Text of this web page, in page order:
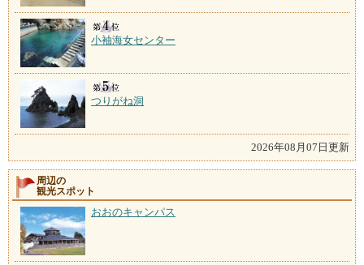
小袖海女センター
つりがね洞
2026年08月07日更新
周辺の
観光スポット
おおのキャンパス